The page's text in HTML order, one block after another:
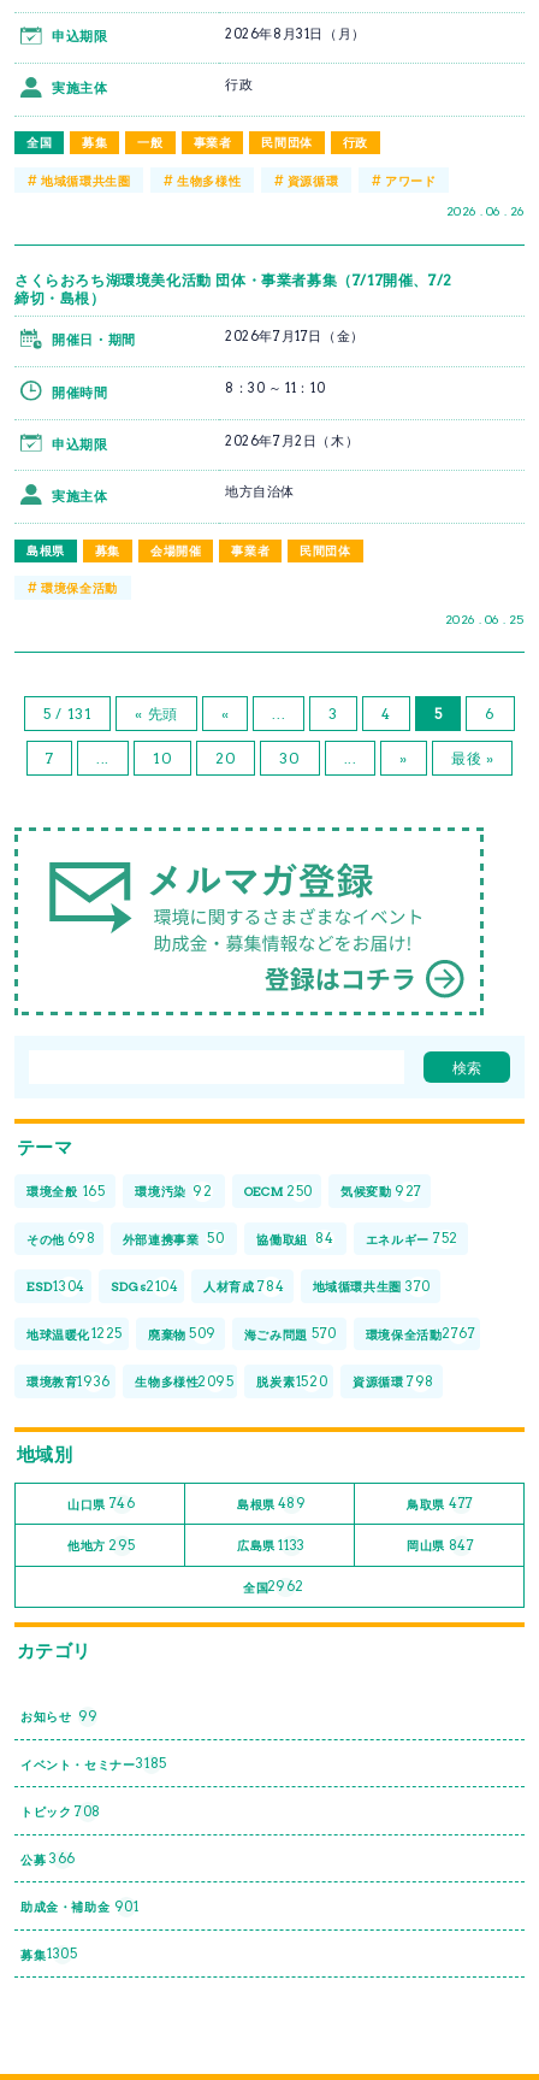
全国 募集 一般 事業者 民間団体 行政
2026 . 06 . 26
申込期限 2026年8月31日（月）
実施主体 行政
#地域循環共生圏 #生物多様性 # 資源循環 # アワード
さくらおろち湖環境美化活動 団体・事業者募集（7/17開催、7/2
締切・島根）
島根県 募集 会場開催 事業者 民間団体
2026 . 06 . 25
開催日・期間 2026年7月17日（金）
開催時間 8：30 ～ 11：10
申込期限 2026年7月2日（木）
実施主体 地方自治体
#環境保全活動
5 / 131 « 先頭 « ... 3 4 5 6
7 10 20 30 » 最後 »
テーマ
環境全般 165 環境汚染 92 OECM 250 気候変動 927
その他 698 外部連携事業 50 協働取組 84 エネルギー 752
ESD1304 SDGs2104 人材育成 784 地域循環共生圏 370
地球温暖化1225 廃棄物 509 海ごみ問題 570 環境保全活動2767
環境教育1936 生物多様性2095 脱炭素1520 資源循環 798
地域別
山口県 746 島根県 489 鳥取県 477
他地方 295 広島県 1133 岡山県 847
全国2962
カテゴリ
お知らせ 99
イベント・セミナー3185
トピック 708
公募 366
助成金・補助金 901
募集1305